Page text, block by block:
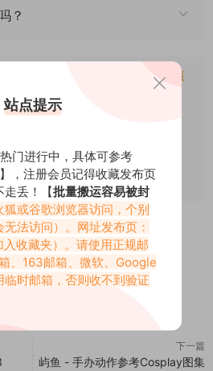
？
考学习，请勿批量搬运，一经核
享，若侵犯了您的权益可以提
链接：
79656.html
0 0
下一篇
屿鱼 - 手办动作参考Cosplay图集
站点提示
门进行中，具体可参考
】，注册会员记得收藏发布页
走丢！【批量搬运容易被封
狐或谷歌浏览器访问，个别
法访问）。网址发布页：
入收藏夹）。请使用正规邮
、163邮箱、微软、Google
时邮箱，否则收不到验证